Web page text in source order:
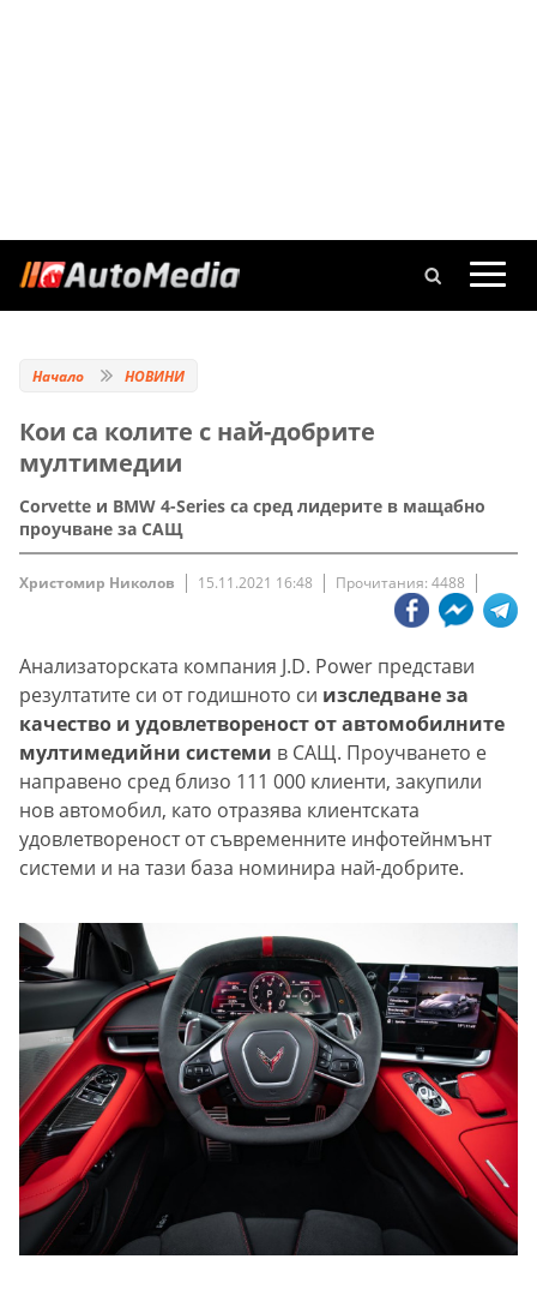
Начало НОВИНИ
Кои са колите с най-добритe
мултимедии
Corvette и BMW 4-Series са сред лидерите в мащабно
проучване за САЩ
Христомир Николов 15.11.2021 16:48 Прочитания: 4488
Анализаторската компания J.D. Power представи
резултатите си от годишното си изследване за
качество и удовлетвореност от автомобилните
мултимедийни системи в САЩ. Проучването е
направено сред близо 111 000 клиенти, закупили
нов автомобил, като отразява клиентската
удовлетвореност от съвременните инфотейнмънт
системи и на тази база номинира най-добрите.